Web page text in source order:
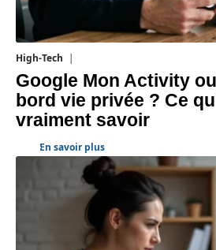
High-Tech
Google Mon Activity
bord vie privée ? Ce
vraiment savoir
En savoir plus